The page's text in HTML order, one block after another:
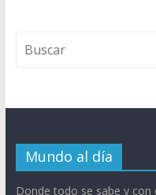
Mundo al día
Donde todo se sabe y con